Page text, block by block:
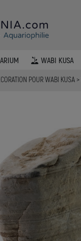
WABI KUSA
POUR WABI KUSA